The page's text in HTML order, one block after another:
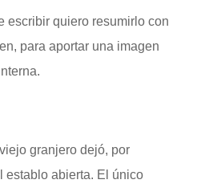
escribir quiero resumirlo con
para aportar una imagen
granjero dejó, por
establo abierta. El único